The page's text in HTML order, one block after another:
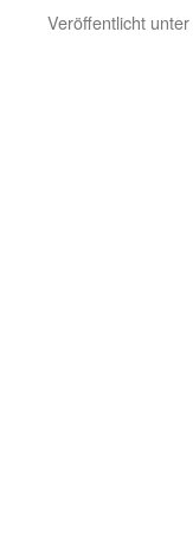
Veröffentlicht unter